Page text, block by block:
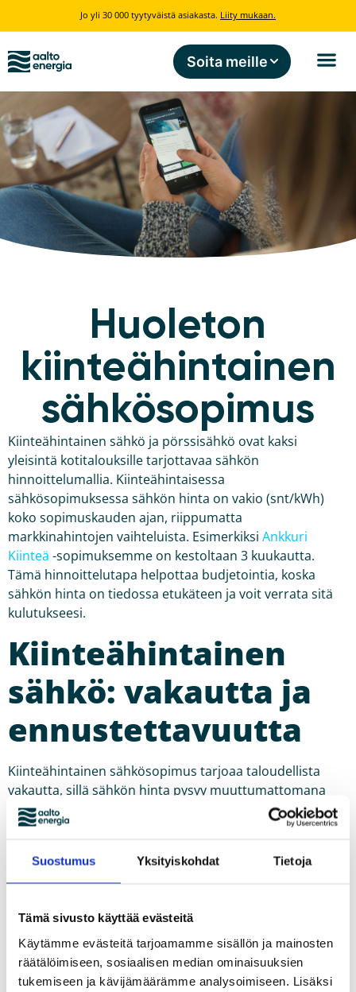
Suostumus Yksityiskohdat Tietoja
Tämä sivusto käyttää evästeitä
Käytämme evästeitä tarjoamamme sisällön ja mainosten
räätälöimiseen, sosiaalisen median ominaisuuksien
tukemiseen ja kävijämäärämme analysoimiseen. Lisäksi
Jo yli 30 000 tyytyväistä asiakasta. Liity mukaan.
Soita meille
Huoleton
kiinteähintainen
sähkösopimus
Kiinteähintainen sähkö ja pörssisähkö ovat kaksi
yleisintä kotitalouksille tarjottavaa sähkön
hinnoittelumallia. Kiinteähintaisessa
sähkösopimuksessa sähkön hinta on vakio (snt/kWh)
koko sopimuskauden ajan, riippumatta
markkinahintojen vaihteluista. Esimerkiksi Ankkuri
Kiinteä -sopimuksemme on kestoltaan 3 kuukautta.
Tämä hinnoittelutapa helpottaa budjetointia, koska
sähkön hinta on tiedossa etukäteen ja voit verrata sitä
kulutukseesi.
Kiinteähintainen
sähkö: vakautta ja
ennustettavuutta
Kiinteähintainen sähkösopimus tarjoaa taloudellista
vakautta, sillä sähkön hinta pysyy muuttumattomana
koko sopimuskauden ajan, riippumatta
markkinahintojen vaihteluista. Tämä tekee talouden
hinnan äkillisille nousuille. Esimerkiksi, vaikka
pörssisähkön hinta nousisi 100 snt/kWh, sinun sähkön
myös sitä, että et pääse hyötymään mahdollisista
markkinahintojen laskuista.